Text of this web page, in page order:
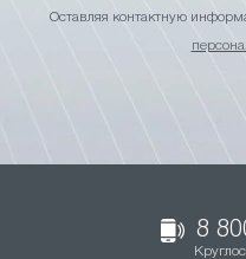
Оставляя контактную
8